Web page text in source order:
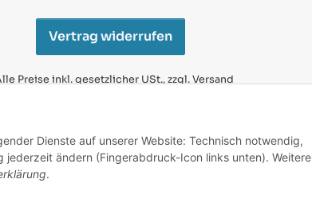
Vertrag widerrufen
Preise inkl. gesetzlicher USt., zzgl.Versand
Sie dienen nur zur Verdeutlichung der
unserer Produkte mit den Produkten
Dienste auf unserer Website: Technisch notwendig,
jederzeit ändern (Fingerabdruck-Icon links unten). Weitere
.